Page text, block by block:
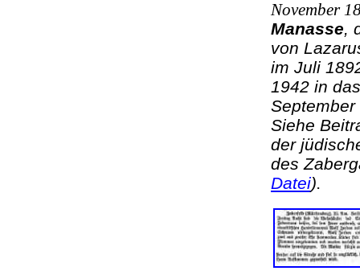
November
Manasse,
von
im Juli
1942 in
Siehe
der
des
Datei).